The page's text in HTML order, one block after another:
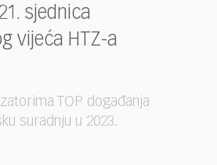
sjednica
vijeća HTZ-a
TOP događanja
suradnju u 2023.